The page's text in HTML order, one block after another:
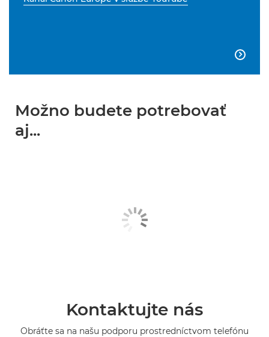

Možno budete potrebovať
aj...
Kontaktujte nás
Obráťte sa na našu podporu prostredníctvom telefónu